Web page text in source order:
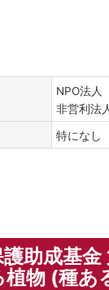
NPO法
非営利法
特になし
護助成基
植物 (種あ